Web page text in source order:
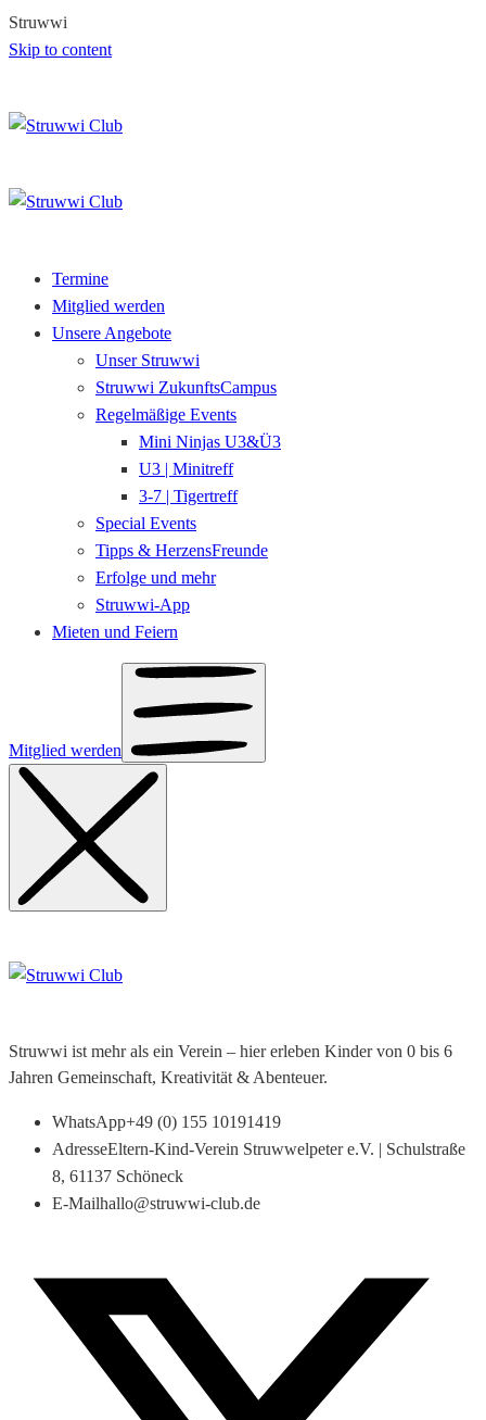
Struwwi
Skip to content
Termine
Mitglied werden
Unsere Angebote
Unser Struwwi
Struwwi ZukunftsCampus
Regelmäßige Events
Mini Ninjas U3&Ü3
U3 | Minitreff
3-7 | Tigertreff
Special Events
Tipps & HerzensFreunde
Erfolge und mehr
Struwwi-App
Mieten und Feiern
Mitglied werden
Struwwi ist mehr als ein Verein – hier erleben Kinder von 0 bis 6
Jahren Gemeinschaft, Kreativität & Abenteuer.
WhatsApp+49 (0) 155 10191419
AdresseEltern-Kind-Verein Struwwelpeter e.V. | Schulstraße
8, 61137 Schöneck
E-Mailhallo@struwwi-club.de